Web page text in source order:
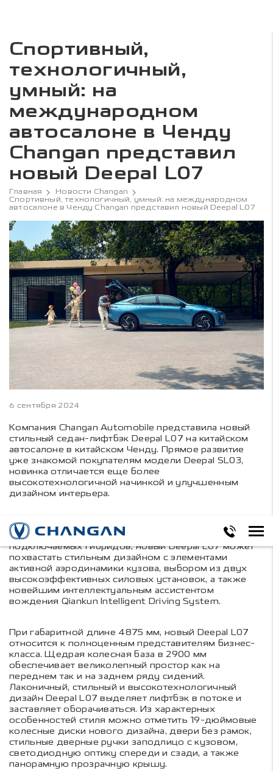
Спортивный,
технологичный,
умный: на
международном
автосалоне в Ченду
Changan представил
новый Deepal L07
Главная
Новости Changan
Спортивный, технологичный, умный: на международном
автосалоне в Ченду Changan представил новый Deepal L07
6 сентября 2024
Компания Changan Automobile представила новый
стильный седан-лифтбэк Deepal L07 на китайском
автосалоне в китайском Ченду. Прямое развитие
уже знакомой покупателям модели Deepal SL03,
новинка отличается еще более
высокотехнологичной начинкой и улучшенным
дизайном интерьера.
Построенный на передовой платформе EPA1,
специально созданной для электромобилей и
подключаемых гибридов, новый Deepal L07 может
похвастать стильным дизайном с элементами
активной аэродинамики кузова, выбором из двух
высокоэффективных силовых установок, а также
новейшим интеллектуальным ассистентом
вождения Qiankun Intelligent Driving System.
При габаритной длине 4875 мм, новый Deepal L07
относится к полноценным представителям бизнес-
класса. Щедрая колесная база в 2900 мм
обеспечивает великолепный простор как на
переднем так и на заднем ряду сидений.
Лаконичный, стильный и высокотехнологичный
дизайн Deepal L07 выделяет лифтбэк в потоке и
заставляет оборачиваться. Из характерных
особенностей стиля можно отметить 19-дюймовые
колесные диски нового дизайна, двери без рамок,
стильные дверные ручки заподлицо с кузовом,
светодиодную оптику спереди и сзади, а также
панорамную прозрачную крышу.